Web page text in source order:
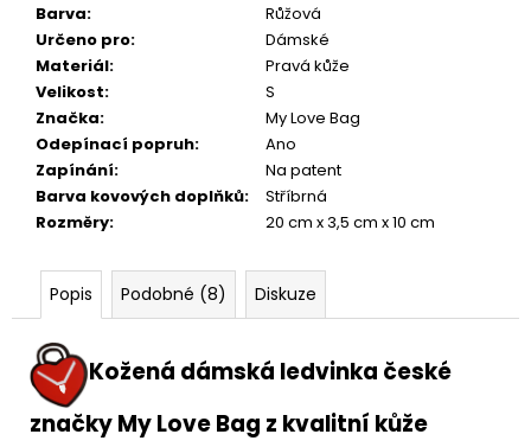
Barva:
Růžová
Určeno pro:
Dámské
Materiál:
Pravá kůže
Velikost:
S
Značka:
My Love Bag
Odepínací popruh:
Ano
Zapínání:
Na patent
Barva kovových doplňků:
Stříbrná
Rozměry: 20 cm x 3,5 cm x 10 cm
Popis Podobné (8) Diskuze
Kožená dámská ledvinka české
značky My Love Bag z kvalitní kůže